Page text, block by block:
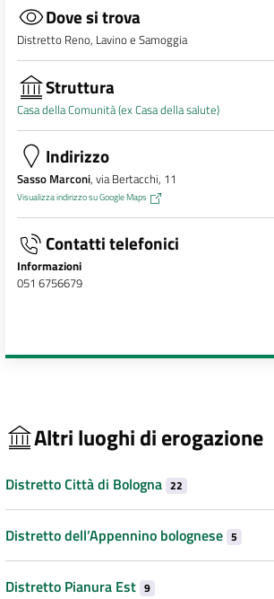
Dove si trova
Distretto Reno, Lavino e Samoggia
Struttura
Casa della Comunità (ex Casa della salute)
Indirizzo
Sasso Marconi, via Bertacchi, 11
Visualizza indirizzo su Google Maps
Contatti telefonici
Informazioni
051 6756679
Altri luoghi di erogazione
Distretto Città di Bologna 22
Distretto dell’Appennino bolognese 5
Distretto Pianura Est 9